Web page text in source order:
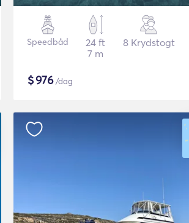
Speedbåd
24 ft
7 m
8 Krydstogt
$976/dag